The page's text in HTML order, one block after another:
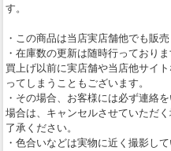
す。
・この商品は当店実店舗他でも販売
・在庫数の更新は随時行っており
買上げ以前に実店舗や当店他サイ
ってしまうこともございます。
・その場合、お客様には必ず連絡
場合は、キャンセルさせていただ
了承ください。
・色合いなどは実物に近く撮影し